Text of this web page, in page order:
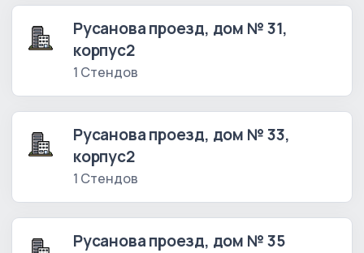
Русанова проезд, дом № 31,
корпус2
1 Стендов
Русанова проезд, дом № 33,
корпус2
1 Стендов
Русанова проезд, дом № 35